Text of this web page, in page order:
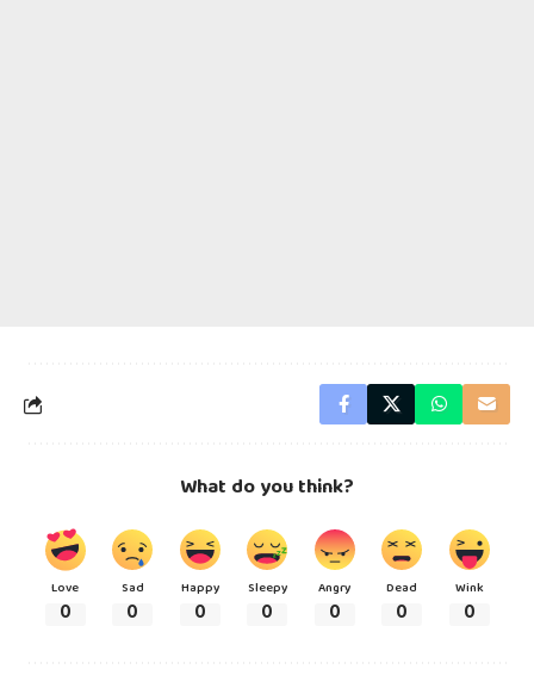
What do you think?
Love
0
Sad
0
Happy
0
Sleepy
0
Angry
0
Dead
0
Wink
0